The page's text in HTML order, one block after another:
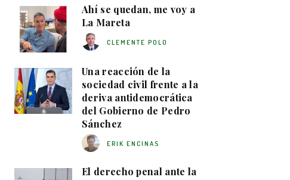
Ahí se quedan, me voy a
La Mareta
CLEMENTE POLO
Una reacción de la
sociedad civil frente a la
deriva antidemocrática
del Gobierno de Pedro
Sánchez
ERIK ENCINAS
El derecho penal ante la